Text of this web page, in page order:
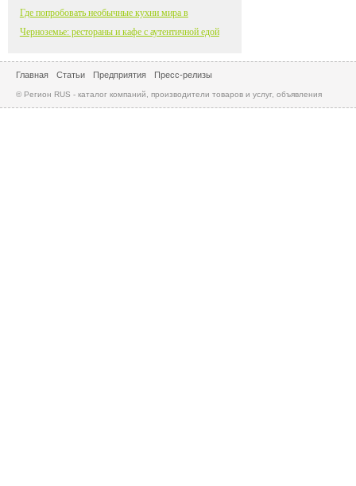
Где попробовать необычные кухни мира в
Черноземье: рестораны и кафе с аутентичной едой
Главная Статьи Предприятия Пресс-релизы
© Регион RUS - каталог компаний, производители товаров и услуг, объявления